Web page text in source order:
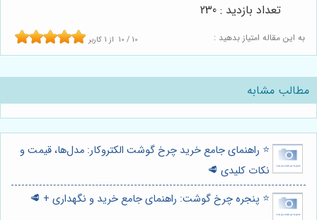
به این مقاله امتیاز بدهید : 10 / 10 از 1 کاربر
تعداد بازدید : 230
مطالب مشابه
⭐️ راهنمای جامع خرید چرخ گوشت الکتروکار: مدل‌ها، قیمت و
نکات کلیدی 🥩
⭐️ پنجره چرخ گوشت: راهنمای جامع خرید و نگهداری + 🥩